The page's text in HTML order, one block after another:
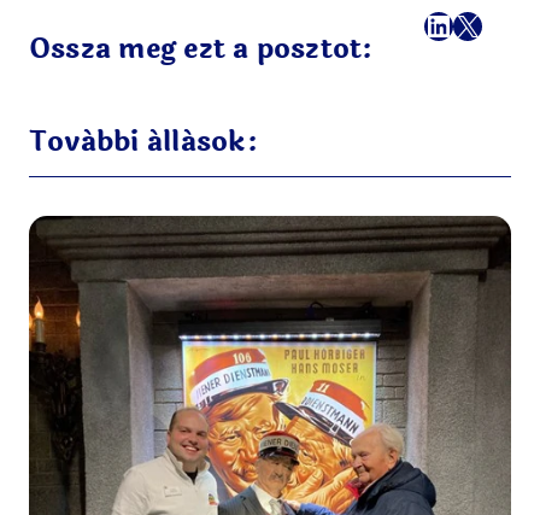
Ossza meg ezt a posztot:
Facebook
LinkedIn
X Mail
További állások: